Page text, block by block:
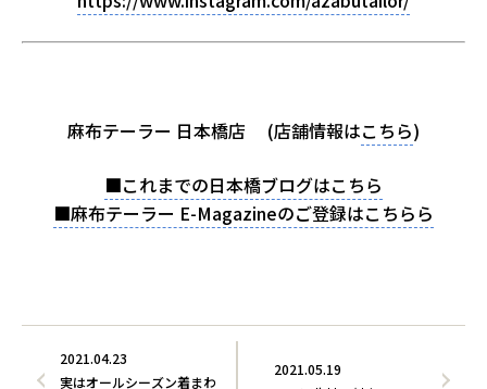
麻布テーラー 日本橋店 (店舗情報はこちら)
■これまでの日本橋ブログはこちら
■麻布テーラー E-Magazineのご登録はこちらら
2021.05.19
2021.04.23
実はオールシーズン着まわ